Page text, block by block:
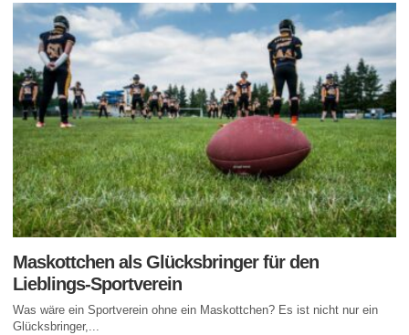
Maskottchen als Glücksbringer für den
Lieblings-Sportverein
Was wäre ein Sportverein ohne ein Maskottchen? Es ist nicht nur ein
Glücksbringer,...